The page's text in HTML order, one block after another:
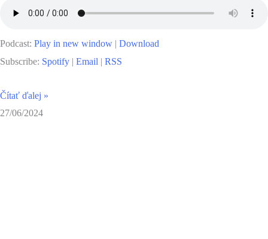
Podcast: Play in new window | Download
Subscribe: Spotify | Email | RSS
Čítať ďalej »
27/06/2024